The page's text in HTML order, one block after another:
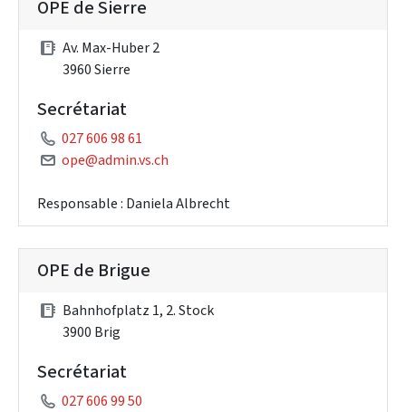
OPE de Sierre
Av. Max-Huber 2
3960 Sierre
Secrétariat
027 606 98 61
ope@admin.vs.ch
Responsable : Daniela Albrecht
OPE de Brigue
Bahnhofplatz 1, 2. Stock
3900 Brig
Secrétariat
027 606 99 50